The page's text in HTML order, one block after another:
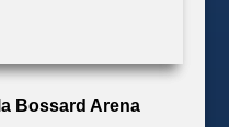
Bossard Arena